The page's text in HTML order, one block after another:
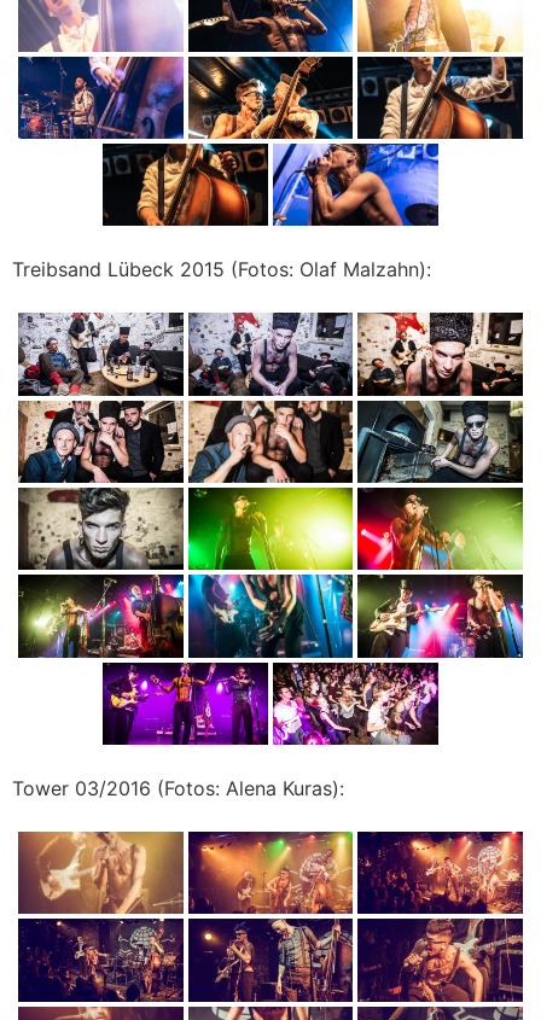
Treibsand Lübeck 2015 (Fotos: Olaf Malzahn):
Tower 03/2016 (Fotos: Alena Kuras):